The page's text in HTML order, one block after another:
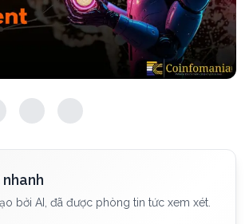
bởi AI, đã được phòng tin tức xem xét.